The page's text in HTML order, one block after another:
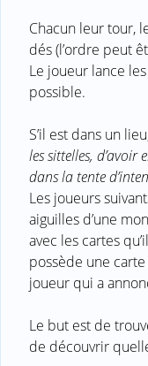
Chacun leur tour,
dés (l’ordre peut
Le joueur lance
possible.
S’il est dans un
les sittelles, d’avoir
dans la tente
Les joueurs
aiguilles d’une
avec les cartes
possède une
joueur qui a
Le but est de
de découvrir